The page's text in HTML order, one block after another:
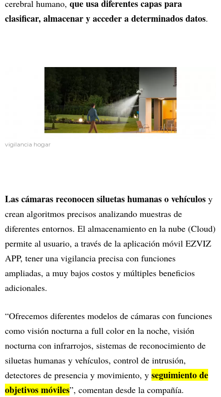
cerebral humano, que usa diferentes capas para
clasificar, almacenar y acceder a determinados datos.
vigilancia hogar
Las cámaras reconocen siluetas humanas o vehículos y
crean algoritmos precisos analizando muestras de
diferentes entornos. El almacenamiento en la nube (Cloud)
permite al usuario, a través de la aplicación móvil EZVIZ
APP, tener una vigilancia precisa con funciones
ampliadas, a muy bajos costos y múltiples beneficios
adicionales.
“Ofrecemos diferentes modelos de cámaras con funciones
como visión nocturna a full color en la noche, visión
nocturna con infrarrojos, sistemas de reconocimiento de
siluetas humanas y vehículos, control de intrusión,
detectores de presencia y movimiento, y seguimiento de
objetivos móviles”, comentan desde la compañía.